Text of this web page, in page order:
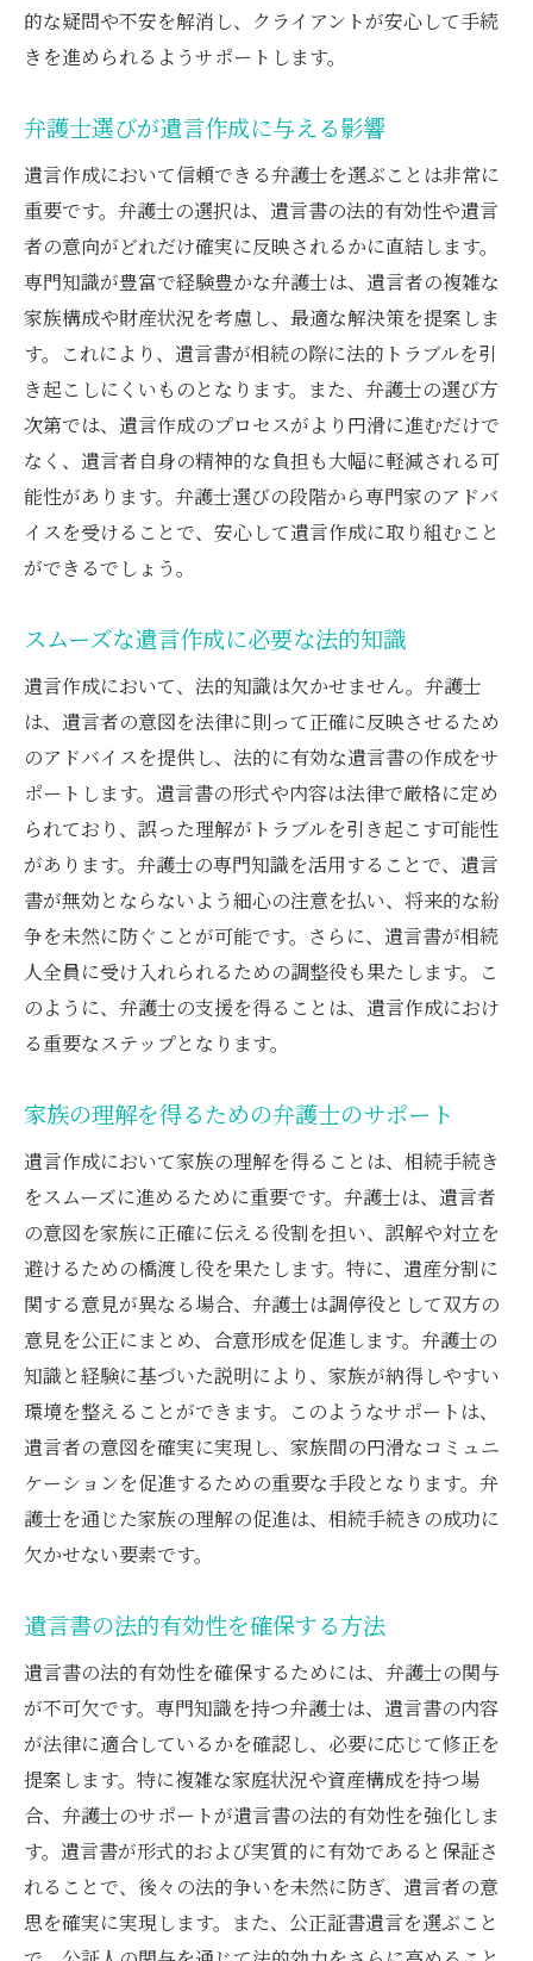
調停の可能性を低下させる弁護士の交渉術
審判回避に向けた法的手続きの戦略
法的紛争を未然に防ぐ弁護士の関与
弁護士のアプローチがもたらす調停の回避
弁護士が遺留分問題を解決するための実践的手
法
遺留分をめぐる法的問題への弁護士の対応
弁護士が提示する遺留分解決のオプション
遺留分請求の手続きを支える弁護士の技術
弁護士が遺留分問題で果たす調整役
遺留分トラブルに対する弁護士の法的戦略
遺留分交渉の場における弁護士の役割
相続プロセス全体で弁護士が果たす役割と意義
弁護士が相続プロセスを円滑に進める方法
各ステップでの弁護士の法的サポート
相続の複雑性を軽減する弁護士の役割
弁護士の存在が相続に与える精神的安定
相続プロセスの効率化における弁護士の役
割
遺産分割の感情的対立を弁護士がどう乗り越え
るか
感情的な対立を解決するための弁護士の手
法
弁護士が提供する冷静な交渉の場
感情的なバリアを超える弁護士の戦略
弁護士がもたらす感情的安定と合理的判断
家族関係を考慮した弁護士の調整方法
弁護士に依頼することで得られる相続の精神的
負担の軽減
弁護士が提供する精神的負担の軽減策
相続に伴うストレスを軽減する理由
弁護士がもたらす心理的サポート
弁護士との相談で得られる安心感
法的手続きのストレスを和らげる弁護士の
役割
弁護士の存在が相続に与える心の平穏
法的手続きを円滑にする弁護士のサポートの重
弁護士が提供する円滑な法的手続きの流れ
法的手続きでの弁護士のサポート内容
弁護士が手続きの効率化に果たす役割
法的障害を乗り越えるための弁護士の知識
弁護士のサポートがもたらす手続きのスム
ーズさ
弁護士による法的アドバイスの重要性
的な疑問や不安を解消し、クライアントが安心して手続
きを進められるようサポートします。
弁護士選びが遺言作成に与える影響
遺言作成において信頼できる弁護士を選ぶことは非常に
重要です。弁護士の選択は、遺言書の法的有効性や遺言
者の意向がどれだけ確実に反映されるかに直結します。
専門知識が豊富で経験豊かな弁護士は、遺言者の複雑な
家族構成や財産状況を考慮し、最適な解決策を提案しま
す。これにより、遺言書が相続の際に法的トラブルを引
き起こしにくいものとなります。また、弁護士の選び方
次第では、遺言作成のプロセスがより円滑に進むだけで
なく、遺言者自身の精神的な負担も大幅に軽減される可
能性があります。弁護士選びの段階から専門家のアドバ
イスを受けることで、安心して遺言作成に取り組むこと
ができるでしょう。
スムーズな遺言作成に必要な法的知識
遺言作成において、法的知識は欠かせません。弁護士
は、遺言者の意図を法律に則って正確に反映させるため
のアドバイスを提供し、法的に有効な遺言書の作成をサ
ポートします。遺言書の形式や内容は法律で厳格に定め
られており、誤った理解がトラブルを引き起こす可能性
があります。弁護士の専門知識を活用することで、遺言
書が無効とならないよう細心の注意を払い、将来的な紛
争を未然に防ぐことが可能です。さらに、遺言書が相続
人全員に受け入れられるための調整役も果たします。こ
のように、弁護士の支援を得ることは、遺言作成におけ
る重要なステップとなります。
家族の理解を得るための弁護士のサポート
遺言作成において家族の理解を得ることは、相続手続き
をスムーズに進めるために重要です。弁護士は、遺言者
の意図を家族に正確に伝える役割を担い、誤解や対立を
避けるための橋渡し役を果たします。特に、遺産分割に
関する意見が異なる場合、弁護士は調停役として双方の
意見を公正にまとめ、合意形成を促進します。弁護士の
知識と経験に基づいた説明により、家族が納得しやすい
環境を整えることができます。このようなサポートは、
遺言者の意図を確実に実現し、家族間の円滑なコミュニ
ケーションを促進するための重要な手段となります。弁
護士を通じた家族の理解の促進は、相続手続きの成功に
欠かせない要素です。
遺言書の法的有効性を確保する方法
遺言書の法的有効性を確保するためには、弁護士の関与
が不可欠です。専門知識を持つ弁護士は、遺言書の内容
が法律に適合しているかを確認し、必要に応じて修正を
提案します。特に複雑な家庭状況や資産構成を持つ場
合、弁護士のサポートが遺言書の法的有効性を強化しま
す。遺言書が形式的および実質的に有効であると保証さ
れることで、後々の法的争いを未然に防ぎ、遺言者の意
思を確実に実現します。また、公正証書遺言を選ぶこと